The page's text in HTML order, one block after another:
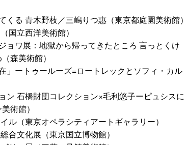
る 青木野枝／三嶋りつ惠（東京都庭園美術館）
国立西洋美術館）
ワ展：地獄から帰ってきたところ 言っとくけ
森美術館）
ートゥールーズ=ロートレックとソフィ・カル
石橋財団コレクション×毛利悠子ーピュシスに
術館）
（東京オペラシティアートギャラリー）
文化展（東京国立博物館）